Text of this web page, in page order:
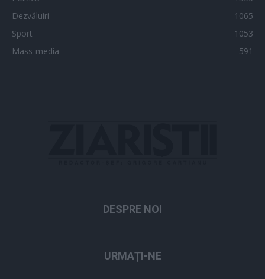
Dezvăluiri
1065
Sport
1053
Mass-media
591
DESPRE NOI
URMAȚI-NE